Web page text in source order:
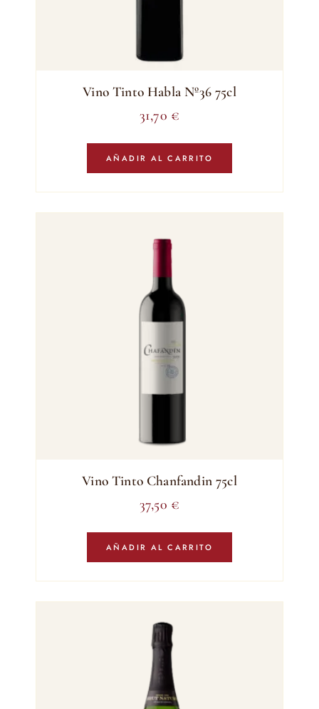
Vino Tinto Habla Nº36 75cl
31,70 €
AÑADIR AL CARRITO
Vino Tinto Chanfandin 75cl
37,50 €
AÑADIR AL CARRITO